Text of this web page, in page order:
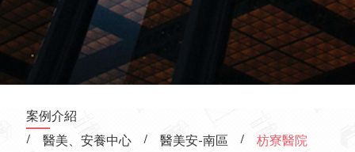
案例介紹
/ 醫美、安養中心 / 醫美安-南區 / 枋寮醫院